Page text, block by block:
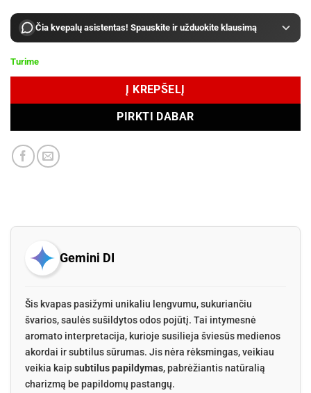
Čia kvepalų asistentas! Spauskite ir užduokite klausimą
Turime
Į KREPŠELĮ
PIRKTI DABAR
Gemini DI
Šis kvapas pasižymi unikaliu lengvumu, sukuriančiu
švarios, saulės sušildytos odos pojūtį. Tai intymesnė
aromato interpretacija, kurioje susilieja šviesūs medienos
akordai ir subtilus sūrumas. Jis nėra rėksmingas, veikiau
veikia kaipsubtilus papildymas, pabrėžiantis natūralią
charizmą be papildomų pastangų.